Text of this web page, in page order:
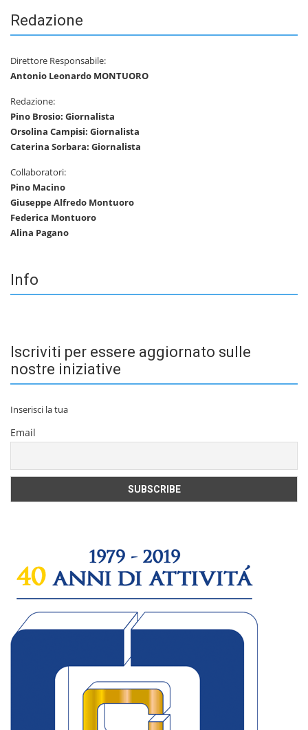
Redazione
Direttore Responsabile:
Antonio Leonardo MONTUORO
Redazione:
Pino Brosio: Giornalista
Orsolina Campisi: Giornalista
Caterina Sorbara: Giornalista
Collaboratori:
Pino Macino
Giuseppe Alfredo Montuoro
Federica Montuoro
Alina Pagano
Info
Iscriviti per essere aggiornato sulle
nostre iniziative
Inserisci la tua
Email